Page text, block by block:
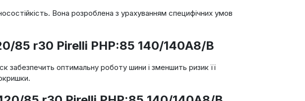
Вона розроблена з урахуванням специфічних умов
85 r30 Pirelli PHP:85 140/140A8/B
оптимальну роботу шини і зменшить ризик її